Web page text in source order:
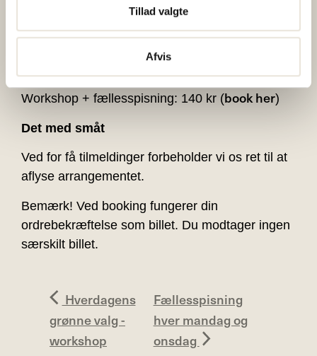
Tillad valgte
Afvis
aktiviteter med klima og miljø for øje.
Billettyper
book her
Workshop + fællesspisning: 140 kr (book her)
Det med småt
Ved for få tilmeldinger forbeholder vi os ret til at
aflyse arrangementet.
Bemærk! Ved booking fungerer din
ordrebekræftelse som billet. Du modtager ingen
særskilt billet.
Hverdagens
grønne valg -
workshop
Fællesspisning
hver mandag og
onsdag